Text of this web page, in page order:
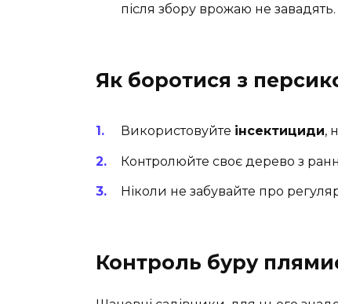
після збору врожаю не завадять.
Як боротися з
Використовуйте інсектициди,
Контролюйте своє дерево з
Ніколи не забувайте про
Контроль буру